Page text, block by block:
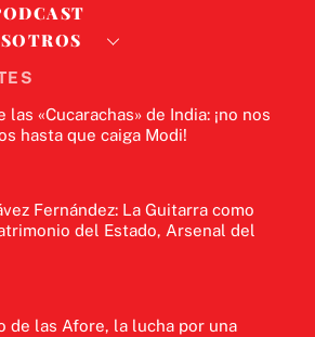
las «Cucarachas» de India: ¡no nos
hasta que caiga Modi!
Fernández: La Guitarra como
del Estado, Arsenal del
de las Afore, la lucha por una